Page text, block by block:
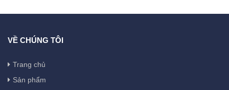
VỀ CHÚNG TÔI
Trang chủ
Sản phẩm